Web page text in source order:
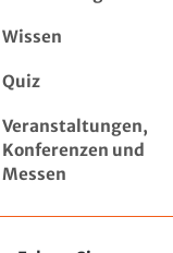
Wissen
Quiz
Veranstaltungen,
Konferenzen und
Messen